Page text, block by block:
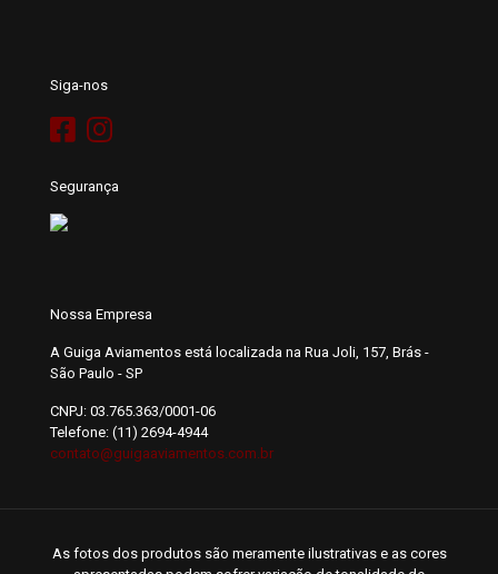
Siga-nos
Segurança
Nossa Empresa
A Guiga Aviamentos está localizada na Rua Joli, 157, Brás -
São Paulo - SP
CNPJ: 03.765.363/0001-06
Telefone: (11) 2694-4944
contato@guigaaviamentos.com.br
As fotos dos produtos são meramente ilustrativas e as cores